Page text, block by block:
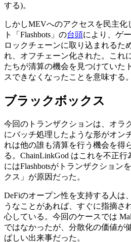
する)。
しかしMEVへのアクセスを民主化
ト「Flashbots」の台頭により、ゲ
ロックチェーンに取り込まれるた
れ、オフチェーン化された。これ
たちが清算の機会を見つけていた
スできなくなったことを意味する。
ブラックボックス
今回のトランザクションは、オラ
にバッチ処理したような形がオン
れは他の誰も清算を行う機会を得
る。ChainLinkGod はこれを不正
にはFlashbotsがトランザクション
クス」が原因だった。
DeFiのオープン性を支持する人は
うなことがあれば、すぐに指摘さ
心している。今回のケースでは
ではなかったが、分散化の価値が
ばしい出来事だった。